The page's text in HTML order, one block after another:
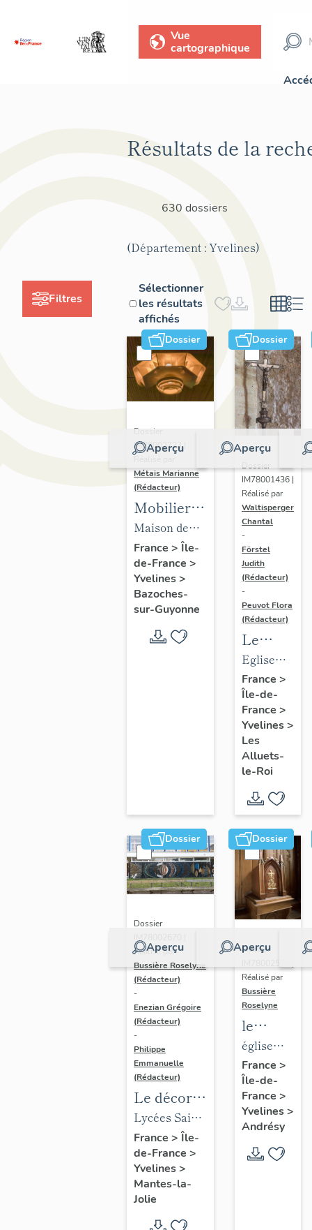
Vue
cartographique
Filtres
Résultats de la
630 dossiers
(Département : Yvelines)
Sélectionner
les résultats
affichés
Dossier
Aperçu
Dossier
IM78002723 |
Métais Marianne
(Rédacteur)
Mobilier
de la
maison
Louis
Carré
Maison de
villégiature
dite maison
Louis Carré
France > Île-
de-France >
Yvelines>
Bazoches-
sur-Guyonne
Dossier
Aperçu
Dossier
IM78001436 |
Réalisé par
Waltisperger
Chantal
-
Förstel
Judith
(Rédacteur)
-
Peuvot Flora
(Rédacteur)
Le
mobilier
de
l'église
Saint-
Nicolas
Eglise
paroissiale
Saint-
Nicolas
France >
Île-de-
France >
Yvelines>
Les
Alluets-
le-Roi
Dossier
Aperçu
Dossier
IM78002670 |
Réalisé par
Bussière Roselyne
(Rédacteur)
-
Enezian Grégoire
(Rédacteur)
-
Philippe
Emmanuelle
(Rédacteur)
Le décor
des lycées
de Mantes
Lycées Saint-
Exupéry et
Jean Rostand
France > Île-
de-France >
Yvelines>
Mantes-la-
Jolie
Dossier
Aperçu
Dossier
Réalisé par
Bussière
Roselyne
le
mobilier
de
l'église
Saint-
Germain-
de-
Paris
église
paroissiale
Saint-
Germain
France >
Île-de-
France >
Yvelines>
Andrésy